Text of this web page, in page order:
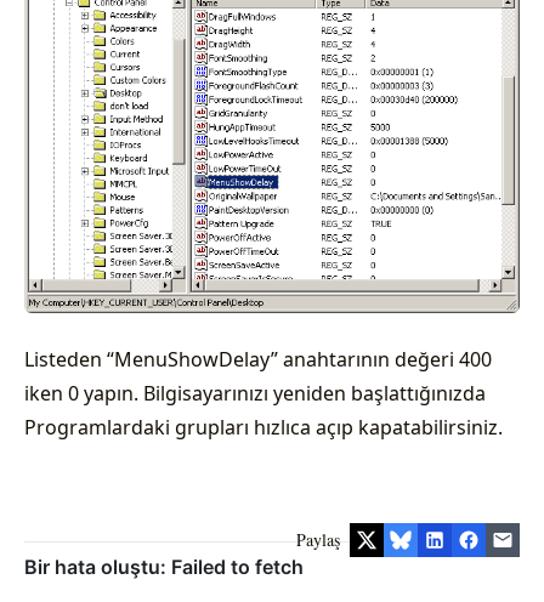
Listeden “MenuShowDelay” anahtarının değeri 400
iken 0 yapın. Bilgisayarınızı yeniden başlattığınızda
Programlardaki grupları hızlıca açıp kapatabilirsiniz.
Paylaş